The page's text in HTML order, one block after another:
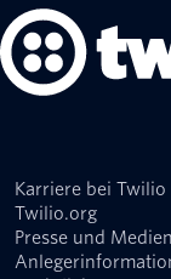
Karriere bei Twilio
Twilio.org
Presse und Medien